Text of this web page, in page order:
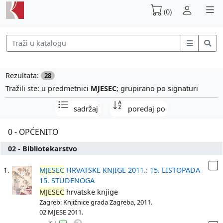
(0)
Rezultata: 28
Tražili ste: u predmetnici MJESEC; grupirano po signaturi
sadržaj poredaj po
0 - OPĆENITO
02 - Bibliotekarstvo
1. MJESEC HRVATSKE KNJIGE 2011.: 15. LISTOPADA
15. STUDENOGA
MJESEC hrvatske knjige
Zagreb: Knjižnice grada Zagreba, 2011.
02 MJESE 2011.